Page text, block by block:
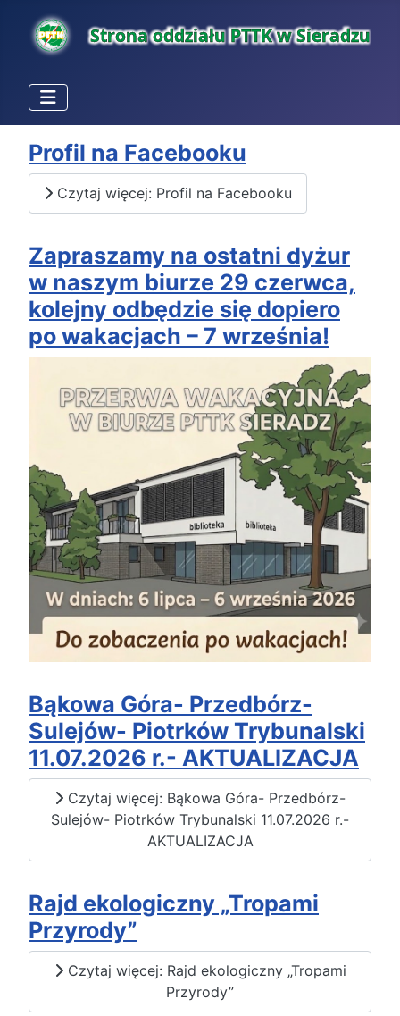
Profil na Facebooku
Czytaj więcej: Profil na Facebooku
Zapraszamy na ostatni dyżur
w naszym biurze 29 czerwca,
kolejny odbędzie się dopiero
po wakacjach – 7 września!
Bąkowa Góra- Przedbórz-
Sulejów- Piotrków Trybunalski
11.07.2026 r.- AKTUALIZACJA
Czytaj więcej: Bąkowa Góra- Przedbórz-
Sulejów- Piotrków Trybunalski 11.07.2026 r.-
AKTUALIZACJA
Rajd ekologiczny „Tropami
Przyrody”
Czytaj więcej: Rajd ekologiczny „Tropami
Przyrody”